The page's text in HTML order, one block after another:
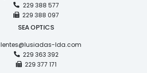
229 388 577
229 388 097
SEA OPTICS
lentes@lusiadas-lda.com
229 363 392
229 377 171